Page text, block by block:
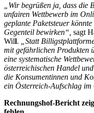
„Wir begrüßen ja, dass die
unfairen Wettbewerb im
geplante Paketsteuer
Gegenteil bewirken“, sagt
Will.
„Statt
mit gefährlichen Produkten
eine systematische
österreichischen Handel
die Konsumentinnen und
ein Österreich-Aufschlag im
Rechnungshof-Bericht